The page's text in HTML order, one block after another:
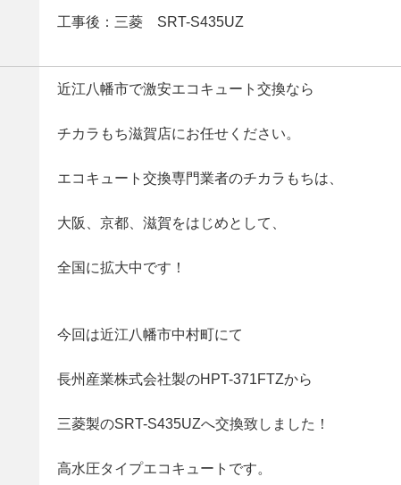
工事後：三菱 SRT-S435UZ
近江八幡市で激安エコキュート交換なら
チカラもち滋賀店にお任せください。
エコキュート交換専門業者のチカラもちは、
大阪、京都、滋賀をはじめとして、
全国に拡大中です！
今回は近江八幡市中村町にて
長州産業株式会社製のHPT-371FTZから
三菱製のSRT-S435UZへ交換致しました！
高水圧タイプエコキュートです。